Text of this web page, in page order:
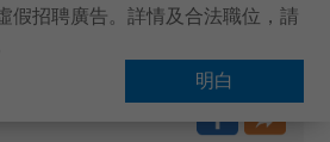
假招聘廣告。詳情及合法職位，請
明白